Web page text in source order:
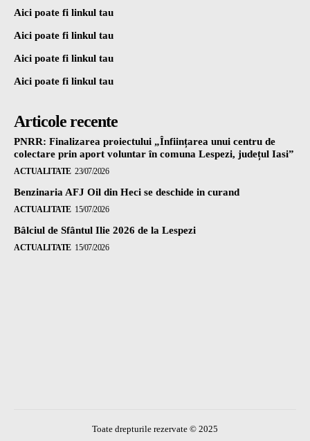
Aici poate fi linkul tau
Aici poate fi linkul tau
Aici poate fi linkul tau
Aici poate fi linkul tau
Articole recente
PNRR: Finalizarea proiectului „Înființarea unui centru de
colectare prin aport voluntar în comuna Lespezi, județul Iasi”
ACTUALITATE 23/07/2026
Benzinaria AFJ Oil din Heci se deschide in curand
ACTUALITATE 15/07/2026
Bâlciul de Sfântul Ilie 2026 de la Lespezi
ACTUALITATE 15/07/2026
Toate drepturile rezervate © 2025